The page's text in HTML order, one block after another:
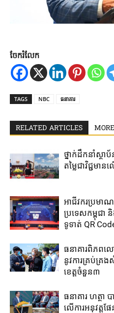
ចែករំលែក
TAGS NBC ធនាគារ
RELATED ARTICLES
ថ្នាក់​ដឹកនាំ​ស្ថា
តម្លៃ​ជា​វិជ្ជម
អាជីវករ​ប្រមា
ប្រទេស​កម្ពុជា​
ទូទាត់ ​QR
ធនាគារពិភពល
នូវការគ្រប់គ្រ
ខេត្តចំនួន៣
ធនាគារ ហត្ថា ប
លើការអនុវត្ត